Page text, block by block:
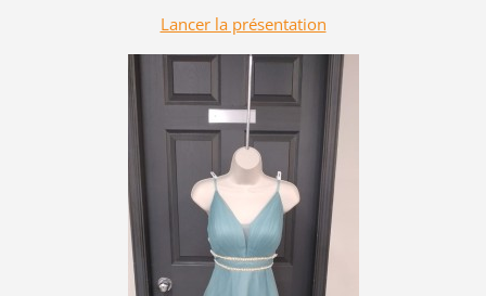
Lancer la présentation